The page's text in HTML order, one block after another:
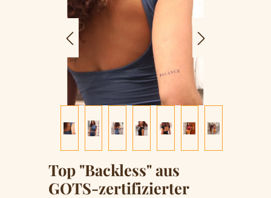
Top "Backless" aus
GOTS-zertifizierter